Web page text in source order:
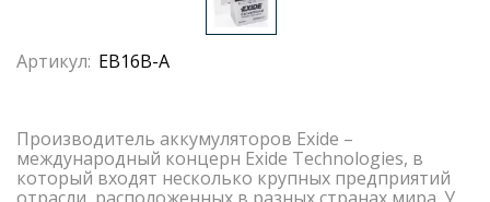
Артикул: EB16B-A
Производитель аккумуляторов Exide –
международный концерн Exide Technologies, в
который входят несколько крупных предприятий